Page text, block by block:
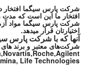
شرکت پارس سیگما افتخار دارد که از سال ۱۳۸۳ در زمینه ی مواد آزمایشگاهی و مواد
افتخار ما این است که مدت
اختیارتان قرار میدهد.
آنها که با شرکت پارس
شرکت‌های معتبر و برند
Life Technologies,